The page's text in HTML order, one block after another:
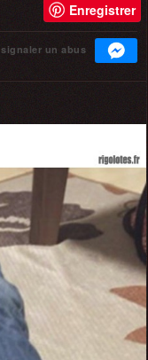
Enregistrer
signaler un abus